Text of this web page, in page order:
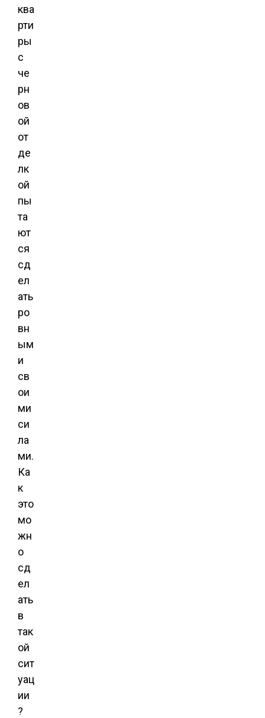
ква
рти
ры
с
че
рн
ов
ой
от
де
лк
ой
пы
та
ют
ся
сд
ел
ать
ро
вн
ым
и
св
ои
ми
си
ла
ми.
Ка
к
это
мо
жн
о
сд
ел
ать
в
так
ой
сит
уац
ии
?